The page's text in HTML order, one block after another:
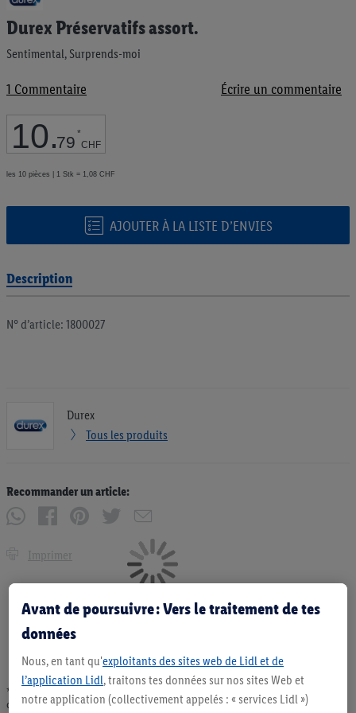
Durex Préservatifs assort.
Sentimental, Surprends-moi
1 Commentaire Écrire un commentaire
10.79 *
CHF
les 10 pièces | 1 Stk = 1,08 CHF
AJOUTER À LA LISTE D’ENVIES
début
la
d’images
Description
N° d’article: 1800027
Durex
Tous les produits
Recommander un article:
Imprimer
* Offres valables dans la limite des stocks disponibles. Vente limitée à des
quantités usuelles pour un ménage. Vendu sans décoration. Les produits faisant
Avant de poursuivre : Vers le traitement de tes
données
Nous, en tant qu'exploitants des sites web de Lidl et de
l’application Lidl, traitons tes données sur nos sites Web et
notre application (collectivement appelés : « services Lidl »)